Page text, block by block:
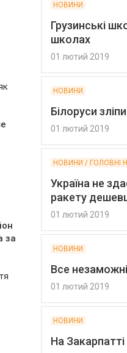
за
НОВИНИ
Грузинські
школах
01 лютий 2019
НОВИНИ
Білоруси
01 лютий 2019
НОВИНИ / ГОЛОВНІ
Україна не
ракету
01 лютий 2019
НОВИНИ
Все
01 лютий 2019
НОВИНИ
На